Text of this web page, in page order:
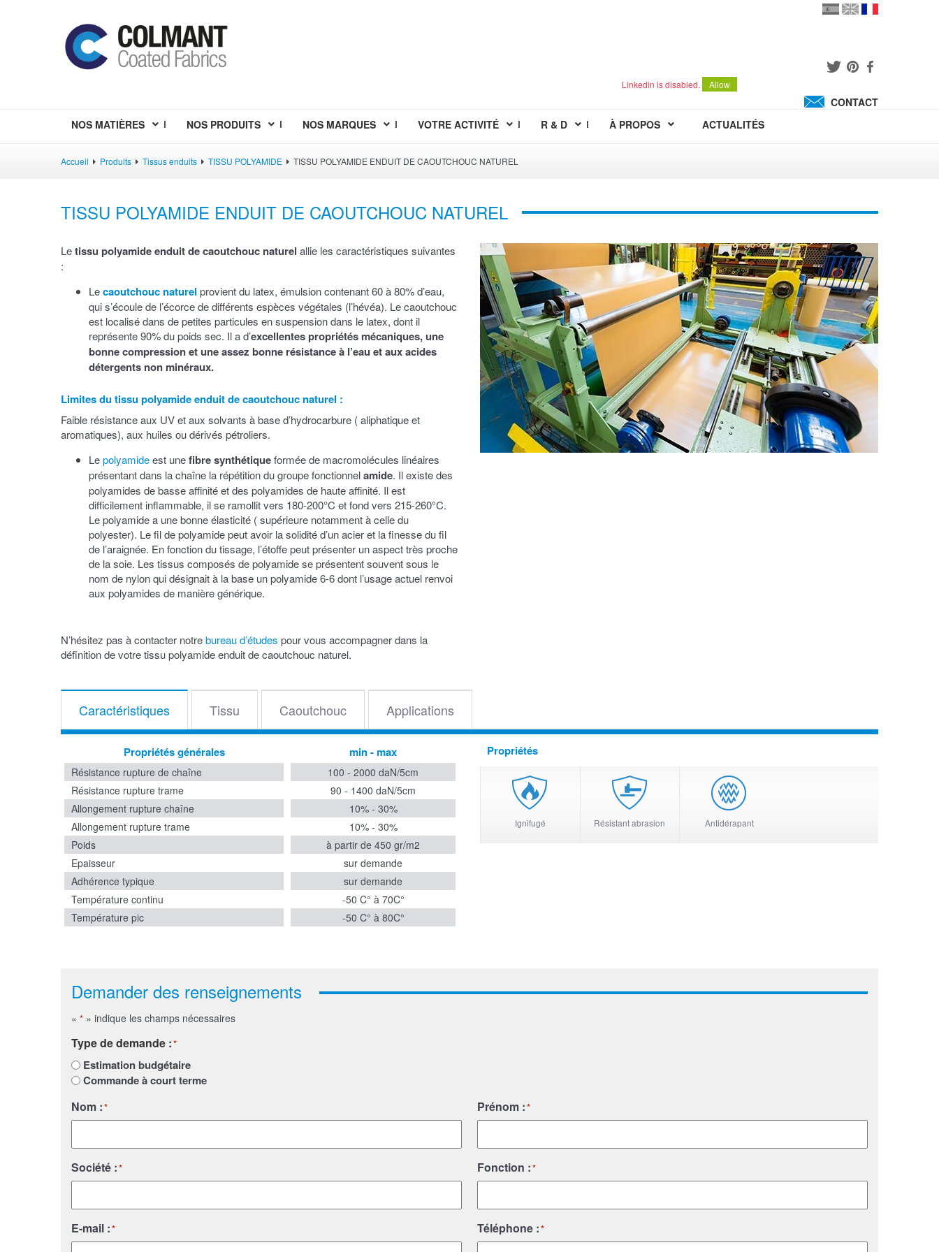
Linkedin is disabled. Allow
CONTACT
NOS MATIÈRES
NOS PRODUITS NOS MARQUES VOTRE ACTIVITÉ R & D À PROPOS ACTUALITÉS
Accueil Produits Tissus enduits TISSU POLYAMIDE TISSU POLYAMIDE ENDUIT DE CAOUTCHOUC NATUREL
TISSU POLYAMIDE ENDUIT DE CAOUTCHOUC NATUREL
Letissu polyamide enduit de caoutchouc naturel allie les caractéristiques suivantes
:
Lecaoutchouc naturel provient du latex, émulsion contenant 60 à 80% d’eau,
qui s’écoule de l’écorce de différents espèces végétales (l’hévéa). Le caoutchouc
est localisé dans de petites particules en suspension dans le latex, dont il
représente 90% du poids sec. Il a d’excellentes propriétés mécaniques, une
bonne compression et une assez bonne résistance à l’eau et aux acides
détergents non minéraux.
Limites du tissu polyamide enduit de caoutchouc naturel :
Faible résistance aux UV et aux solvants à base d’hydrocarbure ( aliphatique et
aromatiques), aux huiles ou dérivés pétroliers.
Lepolyamideest unefibre synthétiqueformée de macromolécules linéaires
présentant dans la chaîne la répétition du groupe fonctionnelamide. Il existe des
polyamides de basse affinité et des polyamides de haute affinité. Il est
difficilement inflammable, il se ramollit vers 180-200°C et fond vers 215-260°C.
Le polyamide a une bonne élasticité ( supérieure notamment à celle du
polyester). Le fil de polyamide peut avoir la solidité d’un acier et la finesse du fil
de l’araignée. En fonction du tissage, l’étoffe peut présenter un aspect très proche
de la soie. Les tissus composés de polyamide se présentent souvent sous le
nom de nylon qui désignait à la base un polyamide 6-6 dont l’usage actuel renvoi
aux polyamides de manière générique.
N’hésitez pas à contacter notrebureau d’études pour vous accompagner dans la
définition de votre tissu polyamide enduit de caoutchouc naturel.
Caractéristiques Tissu Caoutchouc Applications
Propriétés générales min - max
Résistance rupture de chaîne
100 - 2000 daN/5cm
Résistance rupture trame
90 - 1400 daN/5cm
Allongement rupture chaîne
10% - 30%
Allongement rupture trame
10% - 30%
Poids
à partir de 450 gr/m2
Epaisseur
sur demande
Adhérence typique
sur demande
Température continu
-50 C° à 70C°
Température pic
-50 C° à 80C°
Propriétés
Ignifugé Résistant abrasion Antidérapant
Demander des renseignements
« * » indique les champs nécessaires
Type de demande :*
Estimation budgétaire
Commande à court terme
Nom :* Prénom :*
Société :* Fonction :*
E-mail :* Téléphone :*